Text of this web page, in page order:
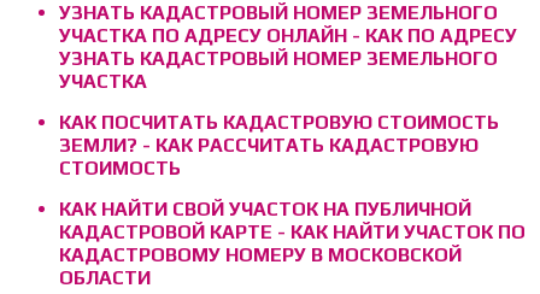
УЗНАТЬ КАДАСТРОВЫЙ НОМЕР ЗЕМЕЛЬНОГО
УЧАСТКА ПО АДРЕСУ ОНЛАЙН - КАК ПО АДРЕСУ
УЗНАТЬ КАДАСТРОВЫЙ НОМЕР ЗЕМЕЛЬНОГО
УЧАСТКА
КАК ПОСЧИТАТЬ КАДАСТРОВУЮ СТОИМОСТЬ
ЗЕМЛИ? - КАК РАССЧИТАТЬ КАДАСТРОВУЮ
СТОИМОСТЬ
КАК НАЙТИ СВОЙ УЧАСТОК НА ПУБЛИЧНОЙ
КАДАСТРОВОЙ КАРТЕ - КАК НАЙТИ УЧАСТОК ПО
КАДАСТРОВОМУ НОМЕРУ В МОСКОВСКОЙ
ОБЛАСТИ